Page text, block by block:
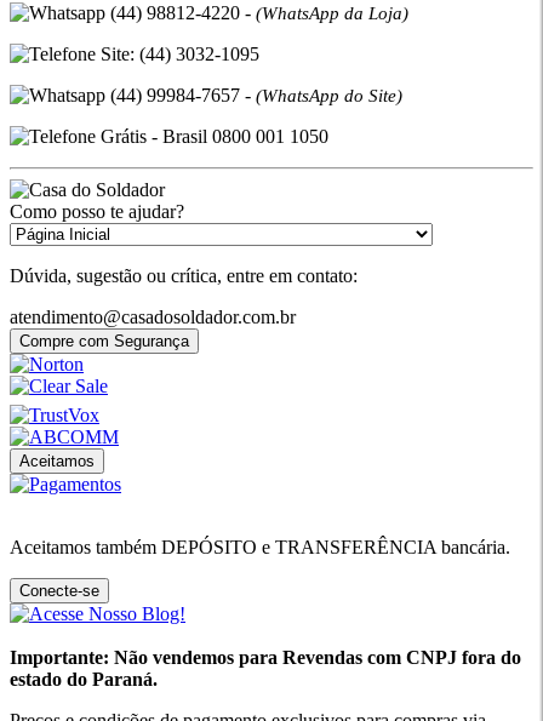
(44) 98812-4220 - (WhatsApp da Loja)
Site: (44) 3032-1095
(44) 99984-7657 - (WhatsApp do Site)
Grátis - Brasil 0800 001 1050
Como posso te ajudar?
Dúvida, sugestão ou crítica, entre em contato:
atendimento@casadosoldador.com.br
Compre com Segurança
Aceitamos
Aceitamos também DEPÓSITO e TRANSFERÊNCIA bancária.
Conecte-se
Importante: Não vendemos para Revendas com CNPJ fora do
estado do Paraná.